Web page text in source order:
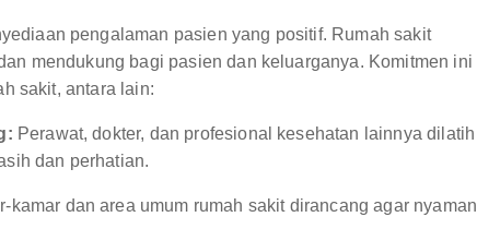
pengalaman pasien yang positif. Rumah sakit
mendukung bagi pasien dan keluarganya. Komitmen ini
sakit, antara lain:
Perawat, dokter, dan profesional kesehatan lainnya dilatih
dan perhatian.
kamar dan area umum rumah sakit dirancang agar nyaman